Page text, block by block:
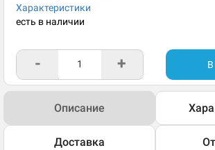
Характеристики
есть в наличии
- +
Описание
Доставка